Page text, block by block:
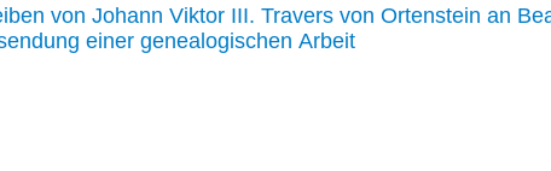
von Johann Viktor III. Travers von Ortenstein an
einer genealogischen Arbeit